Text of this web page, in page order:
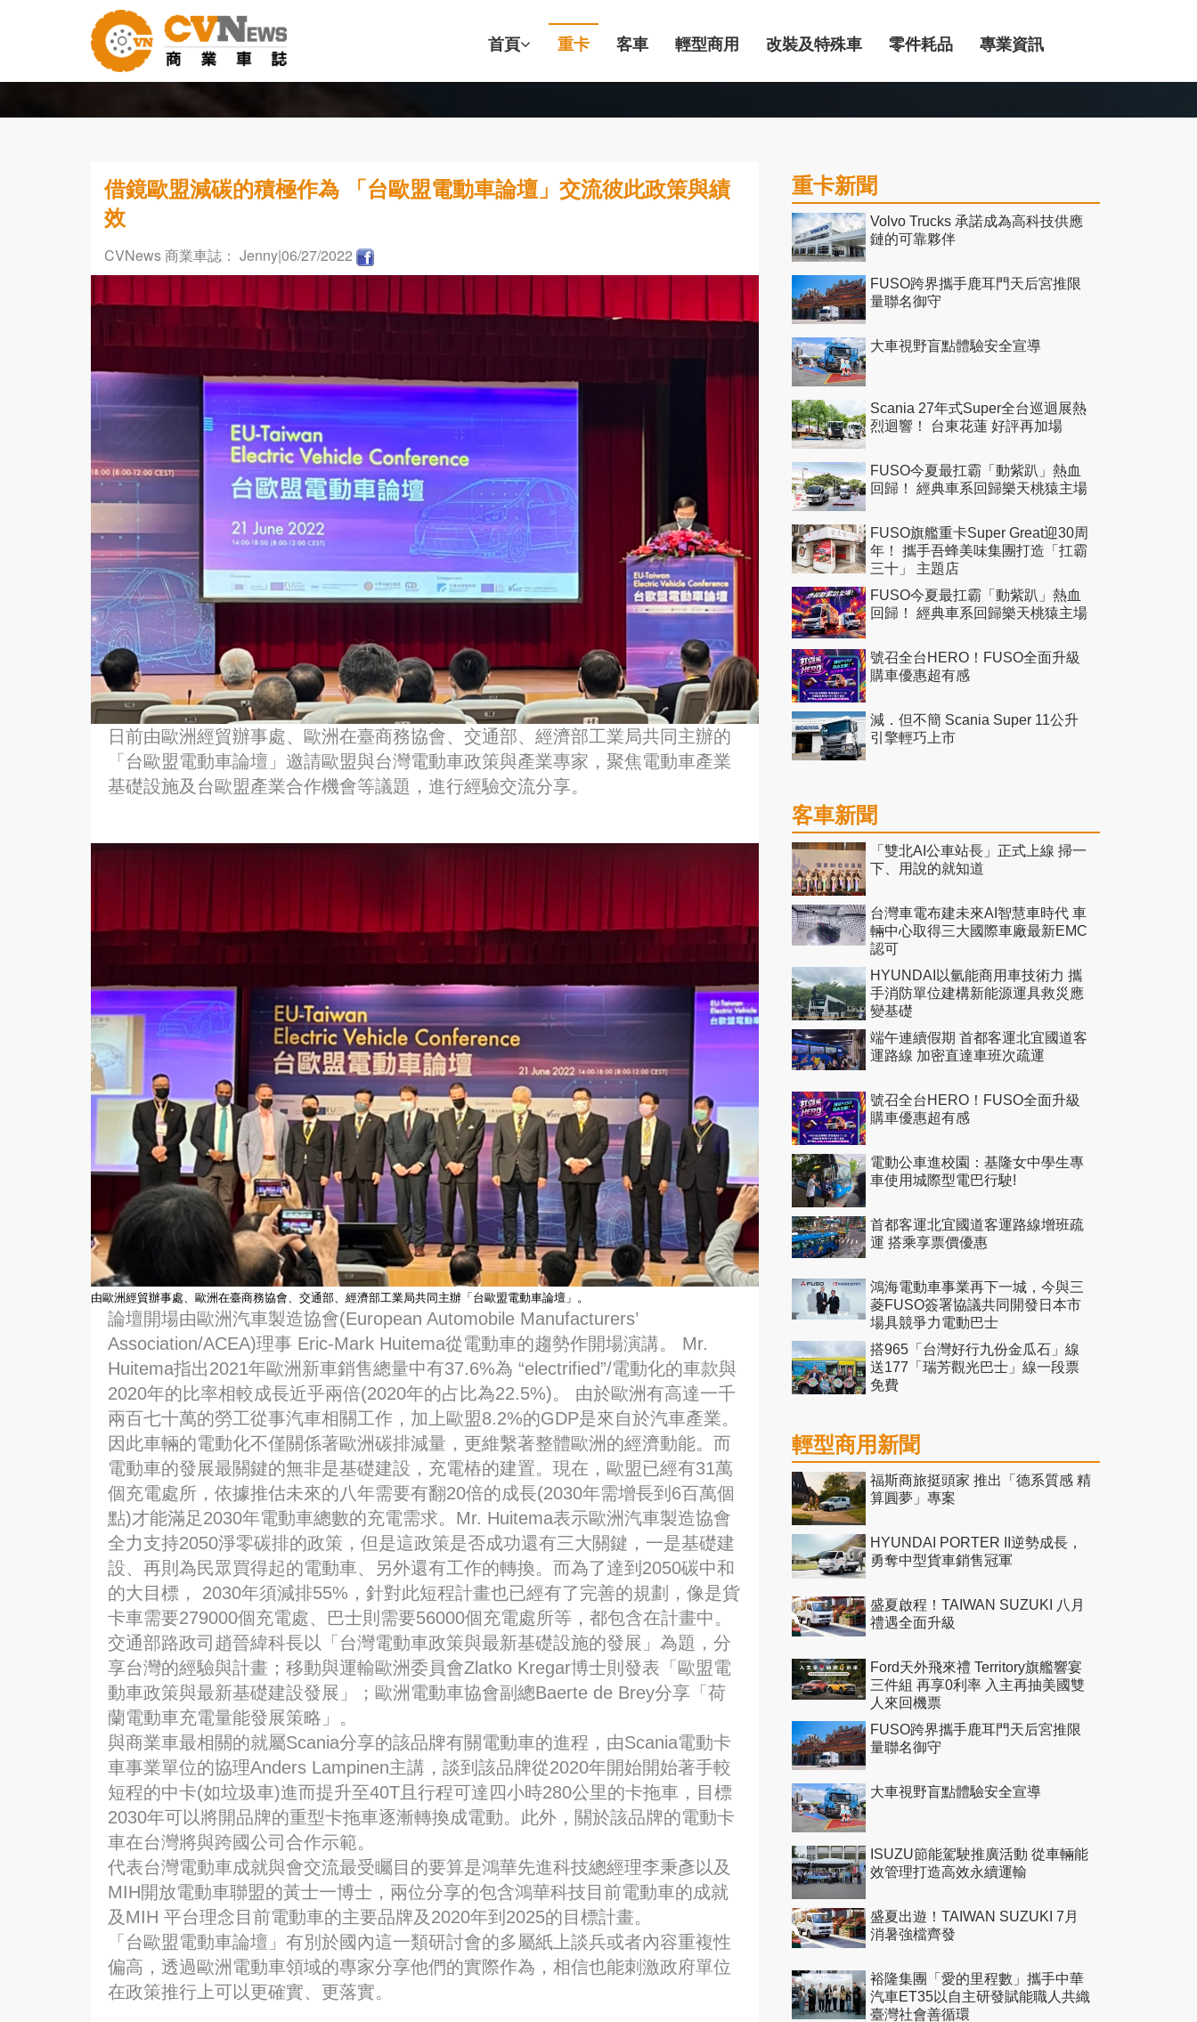
首頁 重卡 客車 輕型商用 改裝及特殊車 零件耗品 專業資訊
借鏡歐盟減碳的積極作為 「台歐盟電動車論壇」交流彼此政策與績
效
CVNews 商業車誌： Jenny|06/27/2022
日前由歐洲經貿辦事處、歐洲在臺商務協會、交通部、經濟部工業局共同主辦的
「台歐盟電動車論壇」邀請歐盟與台灣電動車政策與產業專家，聚焦電動車產業
基礎設施及台歐盟產業合作機會等議題，進行經驗交流分享。
由歐洲經貿辦事處、歐洲在臺商務協會、交通部、經濟部工業局共同主辦「台歐盟電動車論壇」。
論壇開場由歐洲汽車製造協會(European Automobile Manufacturers’
Association/ACEA)理事 Eric-Mark Huitema從電動車的趨勢作開場演講。 Mr.
Huitema指出2021年歐洲新車銷售總量中有37.6%為 “electrified”/電動化的車款與
2020年的比率相較成長近乎兩倍(2020年的占比為22.5%)。 由於歐洲有高達一千
兩百七十萬的勞工從事汽車相關工作，加上歐盟8.2%的GDP是來自於汽車產業。
因此車輛的電動化不僅關係著歐洲碳排減量，更維繫著整體歐洲的經濟動能。而
電動車的發展最關鍵的無非是基礎建設，充電樁的建置。現在，歐盟已經有31萬
個充電處所，依據推估未來的八年需要有翻20倍的成長(2030年需增長到6百萬個
點)才能滿足2030年電動車總數的充電需求。Mr. Huitema表示歐洲汽車製造協會
全力支持2050淨零碳排的政策，但是這政策是否成功還有三大關鍵，一是基礎建
設、再則為民眾買得起的電動車、另外還有工作的轉換。而為了達到2050碳中和
的大目標， 2030年須減排55%，針對此短程計畫也已經有了完善的規劃，像是貨
卡車需要279000個充電處、巴士則需要56000個充電處所等，都包含在計畫中。
交通部路政司趙晉緯科長以「台灣電動車政策與最新基礎設施的發展」為題，分
享台灣的經驗與計畫；移動與運輸歐洲委員會Zlatko Kregar博士則發表「歐盟電
動車政策與最新基礎建設發展」；歐洲電動車協會副總Baerte de Brey分享「荷
蘭電動車充電量能發展策略」。
與商業車最相關的就屬Scania分享的該品牌有關電動車的進程，由Scania電動卡
車事業單位的協理Anders Lampinen主講，談到該品牌從2020年開始開始著手較
短程的中卡(如垃圾車)進而提升至40T且行程可達四小時280公里的卡拖車，目標
2030年可以將開品牌的重型卡拖車逐漸轉換成電動。此外，關於該品牌的電動卡
車在台灣將與跨國公司合作示範。
代表台灣電動車成就與會交流最受矚目的要算是鴻華先進科技總經理李秉彥以及
MIH開放電動車聯盟的黃士一博士，兩位分享的包含鴻華科技目前電動車的成就
及MIH 平台理念目前電動車的主要品牌及2020年到2025的目標計畫。
「台歐盟電動車論壇」有別於國內這一類研討會的多屬紙上談兵或者內容重複性
偏高，透過歐洲電動車領域的專家分享他們的實際作為，相信也能刺激政府單位
在政策推行上可以更確實、更落實。
重卡新聞
Volvo Trucks 承諾成為高科技供應
鏈的可靠夥伴
FUSO跨界攜手鹿耳門天后宮推限
量聯名御守
大車視野盲點體驗安全宣導
Scania 27年式Super全台巡迴展熱
烈迴響！ 台東花蓮 好評再加場
FUSO今夏最扛霸「動紫趴」熱血
回歸！ 經典車系回歸樂天桃猿主場
FUSO旗艦重卡Super Great迎30周
年！ 攜手吾蜂美味集團打造「扛霸
三十」 主題店
FUSO今夏最扛霸「動紫趴」熱血
回歸！ 經典車系回歸樂天桃猿主場
號召全台HERO！FUSO全面升級
購車優惠超有感
減．但不簡 Scania Super 11公升
引擎輕巧上市
客車新聞
「雙北AI公車站長」正式上線 掃一
下、用說的就知道
台灣車電布建未來AI智慧車時代 車
輛中心取得三大國際車廠最新EMC
認可
HYUNDAI以氫能商用車技術力 攜
手消防單位建構新能源運具救災應
變基礎
端午連續假期 首都客運北宜國道客
運路線 加密直達車班次疏運
號召全台HERO！FUSO全面升級
購車優惠超有感
電動公車進校園：基隆女中學生專
車使用城際型電巴行駛!
首都客運北宜國道客運路線增班疏
運 搭乘享票價優惠
鴻海電動車事業再下一城，今與三
菱FUSO簽署協議共同開發日本市
場具競爭力電動巴士
搭965「台灣好行九份金瓜石」線
送177「瑞芳觀光巴士」線一段票
免費
輕型商用新聞
福斯商旅挺頭家 推出「德系質感 精
算圓夢」專案
HYUNDAI PORTER II逆勢成長，
勇奪中型貨車銷售冠軍
盛夏啟程！TAIWAN SUZUKI 八月
禮遇全面升級
Ford天外飛來禮 Territory旗艦響宴
三件組 再享0利率 入主再抽美國雙
人來回機票
FUSO跨界攜手鹿耳門天后宮推限
量聯名御守
大車視野盲點體驗安全宣導
ISUZU節能駕駛推廣活動 從車輛能
效管理打造高效永續運輸
盛夏出遊！TAIWAN SUZUKI 7月
消暑強檔齊發
裕隆集團「愛的里程數」攜手中華
汽車ET35以自主研發賦能職人共織
臺灣社會善循環